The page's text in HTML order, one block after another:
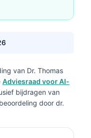
van Dr. Thomas
Adviesraad voor AI-
bijdragen van
door dr.